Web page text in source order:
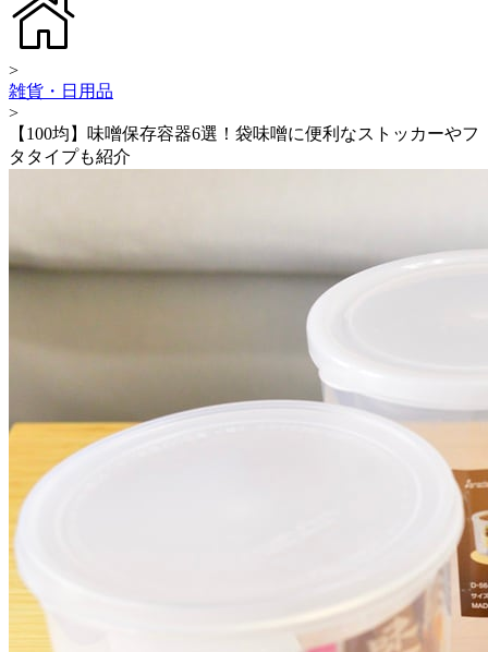
>
雑貨・日用品
>
【100均】味噌保存容器6選！袋味噌に便利なストッカーやフ
タタイプも紹介